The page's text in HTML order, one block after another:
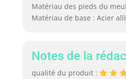
Matériau des pieds du
Matériau de base : Acier
Notes de la
qualité du produit :